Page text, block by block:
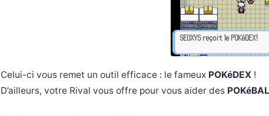
Celui-ci vous remet un outil efficace : le fameux POKéDEX !
D’ailleurs, votre Rival vous offre pour vous aider des